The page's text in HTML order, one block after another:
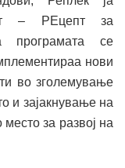
– РЕцепт за
програмата се
нови
во зголемување
и зајакнување на
за развој на